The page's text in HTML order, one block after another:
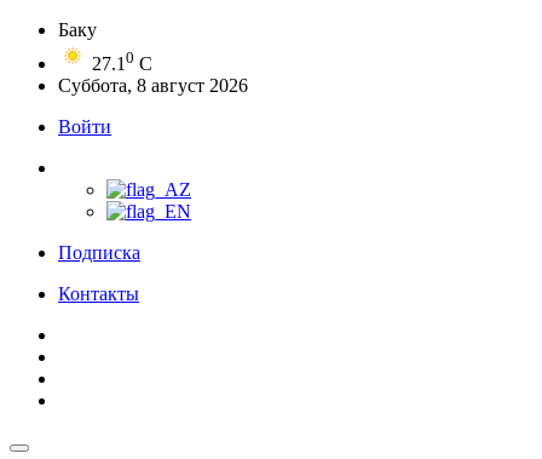
Баку
27.1 0 C
Суббота, 8 август 2026
Войти
Подписка
Контакты